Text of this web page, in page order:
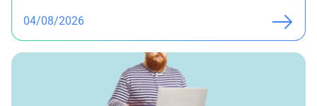
04/08/2026